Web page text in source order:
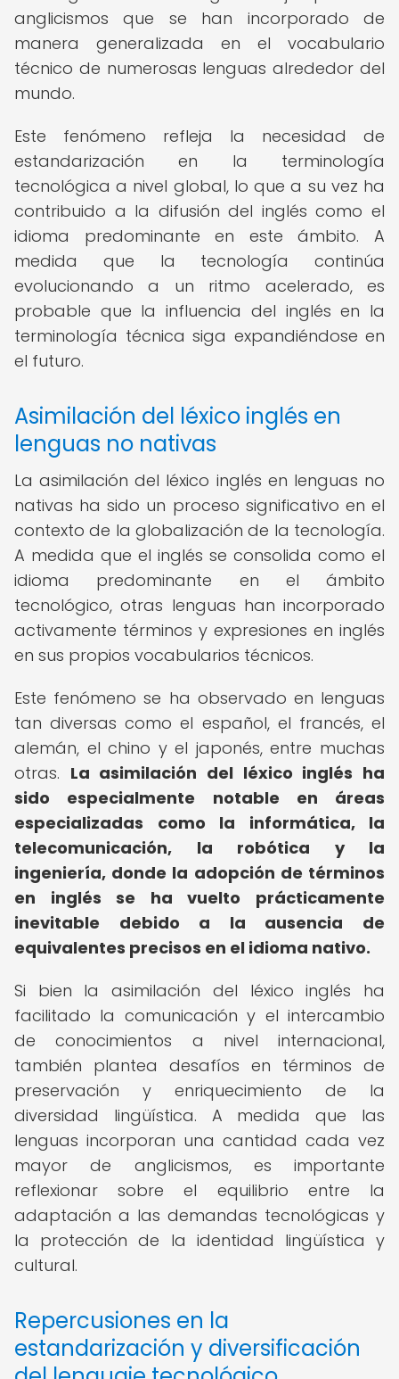
anglicismos que se han incorporado de
manera generalizada en el vocabulario
técnico de numerosas lenguas alrededor del
mundo.
Este fenómeno refleja la necesidad de
estandarización en la terminología
tecnológica a nivel global, lo que a su vez ha
contribuido a la difusión del inglés como el
idioma predominante en este ámbito. A
medida que la tecnología continúa
evolucionando a un ritmo acelerado, es
probable que la influencia del inglés en la
terminología técnica siga expandiéndose en
el futuro.
Asimilación del léxico inglés en
lenguas no nativas
La asimilación del léxico inglés en lenguas no
nativas ha sido un proceso significativo en el
contexto de la globalización de la tecnología.
A medida que el inglés se consolida como el
idioma predominante en el ámbito
tecnológico, otras lenguas han incorporado
activamente términos y expresiones en inglés
en sus propios vocabularios técnicos.
Este fenómeno se ha observado en lenguas
tan diversas como el español, el francés, el
alemán, el chino y el japonés, entre muchas
otras. La asimilación del léxico inglés ha
sido especialmente notable en áreas
especializadas como la informática, la
telecomunicación, la robótica y la
ingeniería, donde la adopción de términos
en inglés se ha vuelto prácticamente
inevitable debido a la ausencia de
equivalentes precisos en el idioma nativo.
Si bien la asimilación del léxico inglés ha
facilitado la comunicación y el intercambio
de conocimientos a nivel internacional,
también plantea desafíos en términos de
preservación y enriquecimiento de la
diversidad lingüística. A medida que las
lenguas incorporan una cantidad cada vez
mayor de anglicismos, es importante
reflexionar sobre el equilibrio entre la
adaptación a las demandas tecnológicas y
la protección de la identidad lingüística y
cultural.
Repercusiones en la
estandarización y diversificación